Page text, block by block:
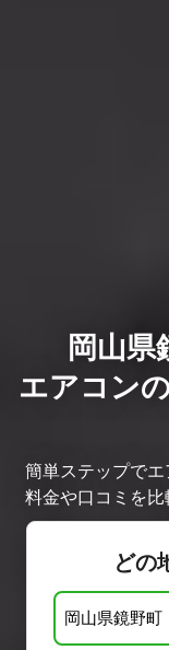
岡山県
エアコン
簡単ステップでエ
料金や口コミを比
どの